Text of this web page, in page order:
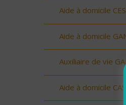
Aide à domicile
Aide à domicile
Auxiliaire de vie
Aide à domicile